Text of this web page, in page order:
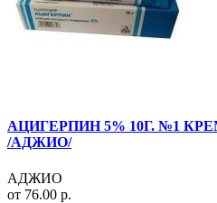
АЦИГЕРПИН 5% 10Г. №1
/АДЖИО/
АДЖИО
от 76.00 р.